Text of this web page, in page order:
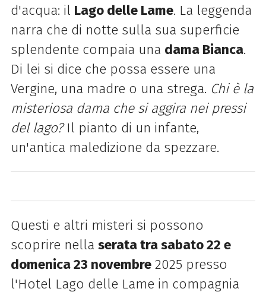
d'acqua: il Lago delle Lame. La leggenda
narra che di notte sulla sua superficie
splendente compaia una dama Bianca.
Di lei si dice che possa essere una
Vergine, una madre o una strega. Chi è la
misteriosa dama che si aggira nei pressi
del lago?Il pianto di un infante,
un'antica maledizione da spezzare.
Questi e altri misteri si possono
scoprire nella serata tra sabato 22 e
domenica 23 novembre2025 presso
l'Hotel Lago delle Lame in compagnia